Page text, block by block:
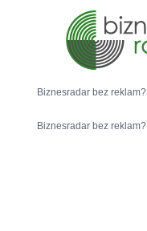
Biznesradar bez reklam?
Biznesradar bez reklam?